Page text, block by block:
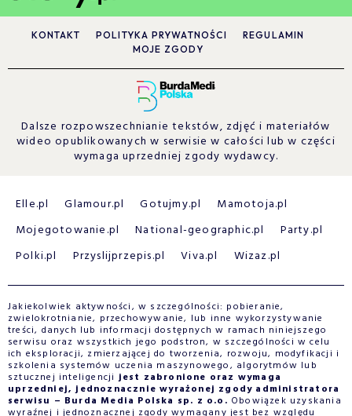
KONTAKT POLITYKA PRYWATNOŚCI
REGULAMIN
MOJE ZGODY
Dalsze rozpowszechnianie tekstów, zdjęć i materiałów
wideo opublikowanych w serwisie w całości lub w części
wymaga uprzedniej zgody wydawcy.
Elle.pl Glamour.pl Gotujmy.pl
Mamotoja.pl
Mojegotowanie.pl
National-geographic.pl
Party.pl
Polki.pl
Przyslijprzepis.pl Viva.pl Wizaz.pl
Jakiekolwiek aktywności, w szczególności: pobieranie,
zwielokrotnianie, przechowywanie, lub inne wykorzystywanie
treści, danych lub informacji dostępnych w ramach niniejszego
serwisu oraz wszystkich jego podstron, w szczególności w celu
ich eksploracji, zmierzającej do tworzenia, rozwoju, modyfikacji i
szkolenia systemów uczenia maszynowego, algorytmów lub
sztucznej inteligencjijest zabronione oraz wymaga
uprzedniej, jednoznacznie wyrażonej zgody administratora
serwisu – Burda Media Polska sp. z o.o. Obowiązek uzyskania